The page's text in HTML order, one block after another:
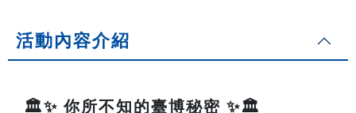
活動內容介紹
🏛️✨ 你所不知的臺博秘密 ✨🏛️